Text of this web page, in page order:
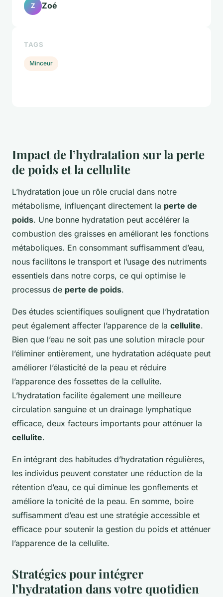
Impact de l’hydratation sur la perte
de poids et la cellulite
L’hydratation joue un rôle crucial dans notre
métabolisme, influençant directement la perte de
poids. Une bonne hydratation peut accélérer la
combustion des graisses en améliorant les fonctions
métaboliques. En consommant suffisamment d’eau,
nous facilitons le transport et l’usage des nutriments
essentiels dans notre corps, ce qui optimise le
processus de perte de poids.
Des études scientifiques soulignent que l’hydratation
peut également affecter l’apparence de la cellulite.
Bien que l’eau ne soit pas une solution miracle pour
l’éliminer entièrement, une hydratation adéquate peut
améliorer l’élasticité de la peau et réduire
l’apparence des fossettes de la cellulite.
L’hydratation facilite également une meilleure
circulation sanguine et un drainage lymphatique
efficace, deux facteurs importants pour atténuer la
cellulite.
En intégrant des habitudes d’hydratation régulières,
les individus peuvent constater une réduction de la
rétention d’eau, ce qui diminue les gonflements et
améliore la tonicité de la peau. En somme, boire
suffisamment d’eau est une stratégie accessible et
efficace pour soutenir la gestion du poids et atténuer
l’apparence de la cellulite.
Stratégies pour intégrer
l’hydratation dans votre quotidien
Z Zoé
TAGS
Minceur